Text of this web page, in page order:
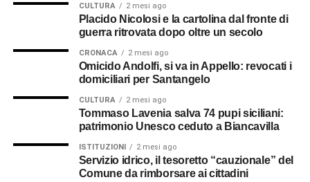
CULTURA 2 mesi ago
Placido Nicolosi e la cartolina dal fronte di
guerra ritrovata dopo oltre un secolo
CRONACA 2 mesi ago
Omicido Andolfi, si va in Appello: revocati i
domiciliari per Santangelo
CULTURA 2 mesi ago
Tommaso Lavenia salva 74 pupi siciliani:
patrimonio Unesco ceduto a Biancavilla
ISTITUZIONI 2 mesi ago
Servizio idrico, il tesoretto “cauzionale” del
Comune da rimborsare ai cittadini